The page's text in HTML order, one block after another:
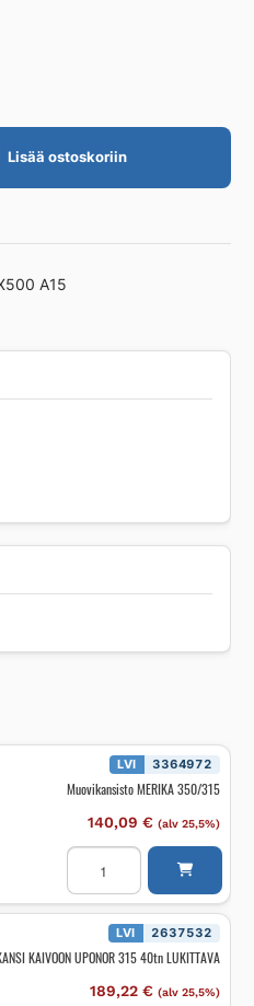
Lisää ostoskoriin
A15
LVI 3364972
Muovikansisto MERIKA 350/315
140,09 € (alv 25,5%)
Muovikansisto
MERIKA
350/315
määrä
LVI 2637532
KAIVOON UPONOR 315 40tn LUKITTAVA
189,22 € (alv 25,5%)